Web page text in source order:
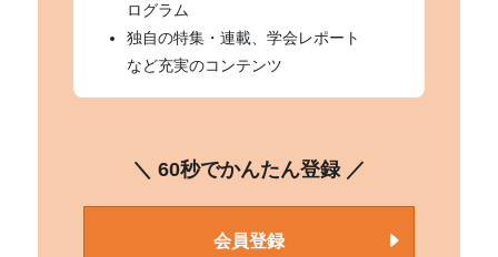
ログラム
独自の特集・連載、学会レポート
など充実のコンテンツ
＼ 60秒でかんたん登録 ／
会員登録